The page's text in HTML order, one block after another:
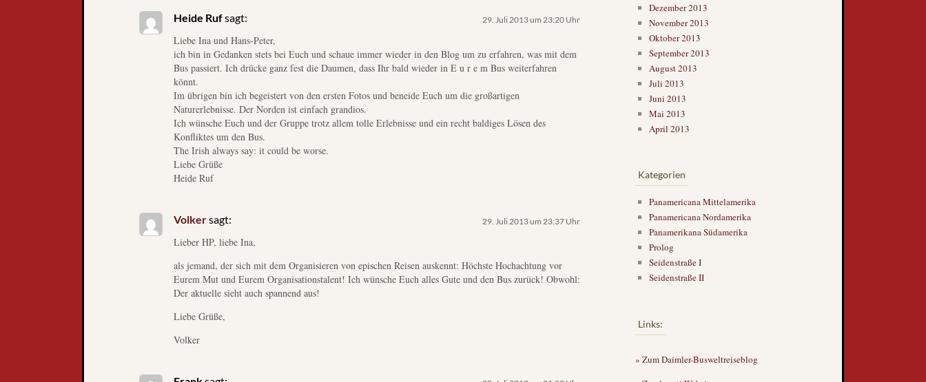
Heide Rufsagt: 29. Juli 2013 um 23:20 Uhr
Liebe Ina und Hans-Peter,
ich bin in Gedanken stets bei Euch und schaue immer wieder in den Blog um zu erfahren, was mit dem
Bus passiert. Ich drücke ganz fest die Daumen, dass Ihr bald wieder in E u r e m Bus weiterfahren
könnt.
Im übrigen bin ich begeistert von den ersten Fotos und beneide Euch um die großartigen
Naturerlebnisse. Der Norden ist einfach grandios.
Ich wünsche Euch und der Gruppe trotz allem tolle Erlebnisse und ein recht baldiges Lösen des
Konfliktes um den Bus.
The Irish always say: it could be worse.
Liebe Grüße
Heide Ruf
Volkersagt: 29. Juli 2013 um 23:37 Uhr
Lieber HP, liebe Ina,
als jemand, der sich mit dem Organisieren von epischen Reisen auskennt: Höchste Hochachtung vor
Eurem Mut und Eurem Organisationstalent! Ich wünsche Euch alles Gute und den Bus zurück! Obwohl:
Der aktuelle sieht auch spannend aus!
Liebe Grüße,
Volker
Dezember 2013
November 2013
Oktober 2013
September 2013
August 2013
Juli 2013
Juni 2013
Mai 2013
April 2013
Kategorien
Panamericana Mittelamerika
Panamericana Nordamerika
Panamerikana Südamerika
Prolog
Seidenstraße I
Seidenstraße II
Links:
» Zum Daimler-Busweltreiseblog